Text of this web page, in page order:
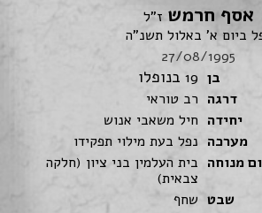
אסף חרמש ז"ל
ביום א' באלול תשנ"ה
27/08/1995
בן 19 בנופלו
דרגה רב טוראי
יחידה חיל משאבי אנוש
מערכה נפל בעת מילוי תפקידו
מנוחה בית העלמין בני ציון (חלקה
צבאית)
שבט שחף